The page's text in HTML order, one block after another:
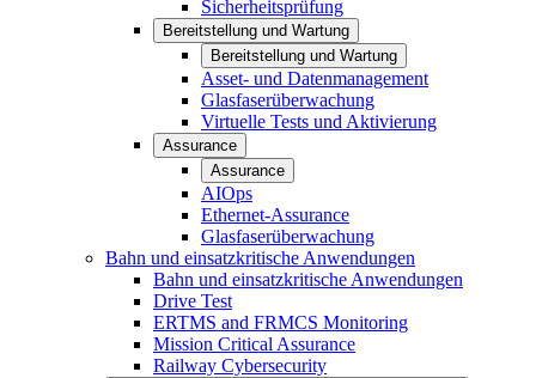
Sicherheitsprüfung
Bereitstellung und Wartung
Bereitstellung und Wartung
Asset- und Datenmanagement
Glasfaserüberwachung
Virtuelle Tests und Aktivierung
Assurance
Assurance
AIOps
Ethernet-Assurance
Glasfaserüberwachung
Bahn und einsatzkritische Anwendungen
Bahn und einsatzkritische Anwendungen
Drive Test
ERTMS and FRMCS Monitoring
Mission Critical Assurance
Railway Cybersecurity